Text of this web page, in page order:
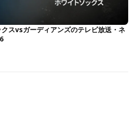
クスvsガーディアンズのテレビ放送・ネ